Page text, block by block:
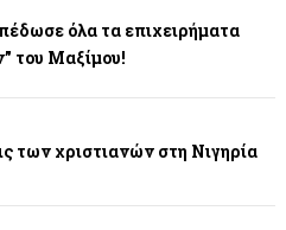
όλα τα επιχειρήματα
του Μαξίμου!
των χριστιανών στη Νιγηρία